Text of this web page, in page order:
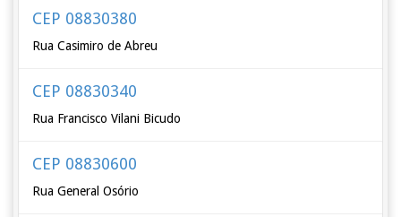
CEP 08830380
Rua Casimiro de Abreu
CEP 08830340
Rua Francisco Vilani Bicudo
CEP 08830600
Rua General Osório